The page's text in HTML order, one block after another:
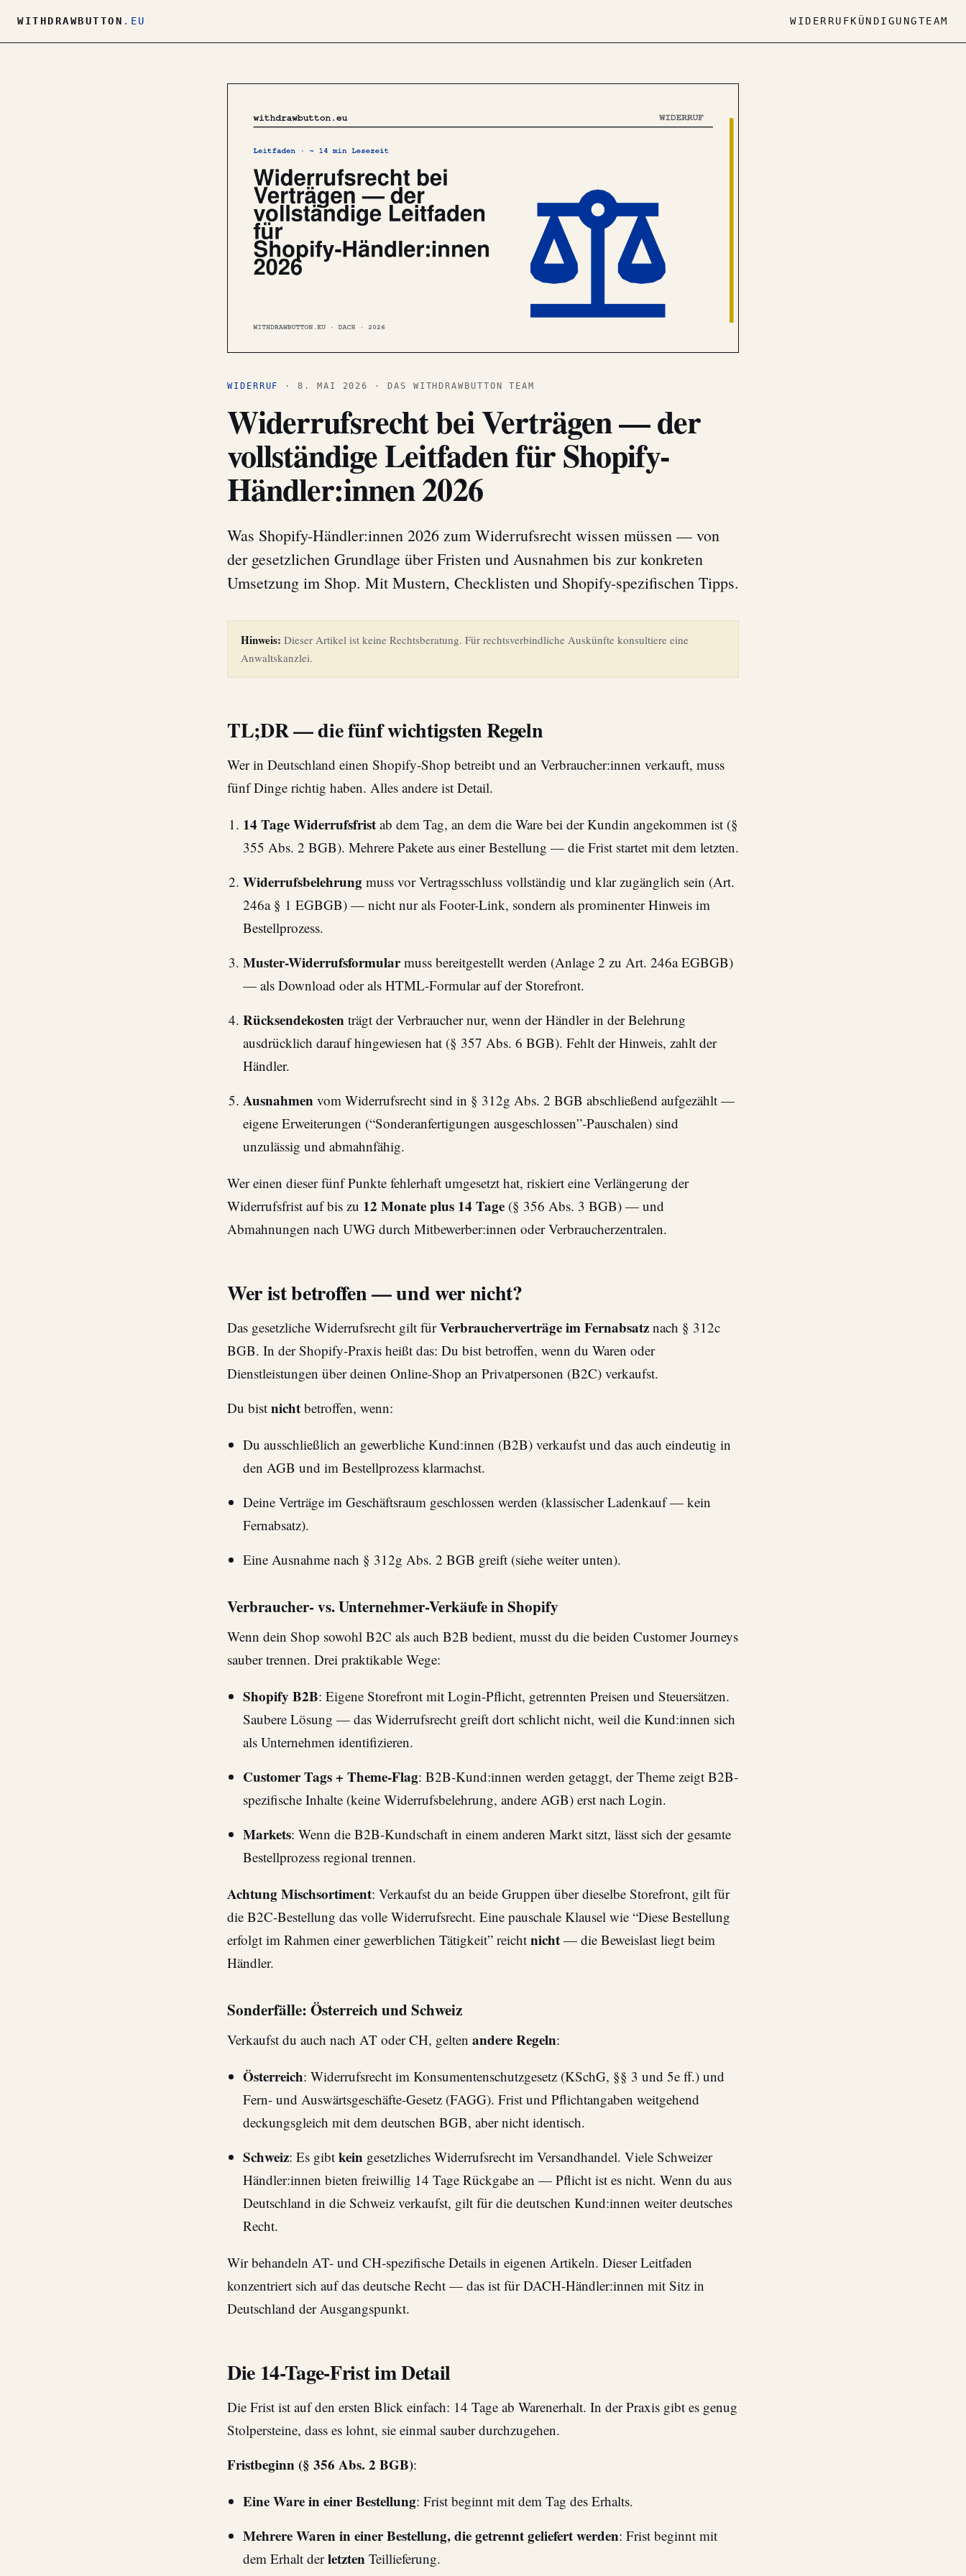
WITHDRAWBUTTON .EU WIDERRUFKÜNDIGUNGTEAM
WIDERRUF · 8. MAI 2026 · DAS WITHDRAWBUTTON TEAM
Widerrufsrecht bei Verträgen — der
vollständige Leitfaden für Shopify-
Händler:innen 2026
Was Shopify-Händler:innen 2026 zum Widerrufsrecht wissen müssen — von
der gesetzlichen Grundlage über Fristen und Ausnahmen bis zur konkreten
Umsetzung im Shop. Mit Mustern, Checklisten und Shopify-spezifischen Tipps.
Hinweis: Dieser Artikel ist keine Rechtsberatung. Für rechtsverbindliche Auskünfte konsultiere eine
Anwaltskanzlei.
TL;DR — die fünf wichtigsten Regeln
Wer in Deutschland einen Shopify-Shop betreibt und an Verbraucher:innen verkauft, muss
fünf Dinge richtig haben. Alles andere ist Detail.
14 Tage Widerrufsfrist ab dem Tag, an dem die Ware bei der Kundin angekommen ist (§
355 Abs. 2 BGB). Mehrere Pakete aus einer Bestellung — die Frist startet mit dem letzten.
Widerrufsbelehrung muss vor Vertragsschluss vollständig und klar zugänglich sein (Art.
246a § 1 EGBGB) — nicht nur als Footer-Link, sondern als prominenter Hinweis im
Bestellprozess.
Muster-Widerrufsformularmuss bereitgestellt werden (Anlage 2 zu Art. 246a EGBGB)
— als Download oder als HTML-Formular auf der Storefront.
Rücksendekosten trägt der Verbraucher nur, wenn der Händler in der Belehrung
ausdrücklich darauf hingewiesen hat (§ 357 Abs. 6 BGB). Fehlt der Hinweis, zahlt der
Händler.
Ausnahmen vom Widerrufsrecht sind in § 312g Abs. 2 BGB abschließend aufgezählt —
eigene Erweiterungen (“Sonderanfertigungen ausgeschlossen”-Pauschalen) sind
unzulässig und abmahnfähig.
Wer einen dieser fünf Punkte fehlerhaft umgesetzt hat, riskiert eine Verlängerung der
Widerrufsfrist auf bis zu 12 Monate plus 14 Tage (§ 356 Abs. 3 BGB) — und
Abmahnungen nach UWG durch Mitbewerber:innen oder Verbraucherzentralen.
Wer ist betroffen — und wer nicht?
Das gesetzliche Widerrufsrecht gilt fürVerbraucherverträge im Fernabsatz nach § 312c
BGB. In der Shopify-Praxis heißt das: Du bist betroffen, wenn du Waren oder
Dienstleistungen über deinen Online-Shop an Privatpersonen (B2C) verkaufst.
Du bist nicht betroffen, wenn:
Du ausschließlich an gewerbliche Kund:innen (B2B) verkaufst und das auch eindeutig in
den AGB und im Bestellprozess klarmachst.
Deine Verträge im Geschäftsraum geschlossen werden (klassischer Ladenkauf — kein
Fernabsatz).
Eine Ausnahme nach § 312g Abs. 2 BGB greift (siehe weiter unten).
Verbraucher- vs. Unternehmer-Verkäufe in Shopify
Wenn dein Shop sowohl B2C als auch B2B bedient, musst du die beiden Customer Journeys
sauber trennen. Drei praktikable Wege:
Shopify B2B: Eigene Storefront mit Login-Pflicht, getrennten Preisen und Steuersätzen.
Saubere Lösung — das Widerrufsrecht greift dort schlicht nicht, weil die Kund:innen sich
als Unternehmen identifizieren.
Customer Tags + Theme-Flag: B2B-Kund:innen werden getaggt, der Theme zeigt B2B-
spezifische Inhalte (keine Widerrufsbelehrung, andere AGB) erst nach Login.
Markets: Wenn die B2B-Kundschaft in einem anderen Markt sitzt, lässt sich der gesamte
Bestellprozess regional trennen.
Achtung Mischsortiment: Verkaufst du an beide Gruppen über dieselbe Storefront, gilt für
die B2C-Bestellung das volle Widerrufsrecht. Eine pauschale Klausel wie “Diese Bestellung
erfolgt im Rahmen einer gewerblichen Tätigkeit” reicht nicht — die Beweislast liegt beim
Händler.
Sonderfälle: Österreich und Schweiz
Verkaufst du auch nach AT oder CH, gelten andere Regeln:
Österreich: Widerrufsrecht im Konsumentenschutzgesetz (KSchG, §§ 3 und 5e ff.) und
Fern- und Auswärtsgeschäfte-Gesetz (FAGG). Frist und Pflichtangaben weitgehend
deckungsgleich mit dem deutschen BGB, aber nicht identisch.
Schweiz: Es gibt kein gesetzliches Widerrufsrecht im Versandhandel. Viele Schweizer
Händler:innen bieten freiwillig 14 Tage Rückgabe an — Pflicht ist es nicht. Wenn du aus
Deutschland in die Schweiz verkaufst, gilt für die deutschen Kund:innen weiter deutsches
Recht.
Wir behandeln AT- und CH-spezifische Details in eigenen Artikeln. Dieser Leitfaden
konzentriert sich auf das deutsche Recht — das ist für DACH-Händler:innen mit Sitz in
Deutschland der Ausgangspunkt.
Die 14-Tage-Frist im Detail
Die Frist ist auf den ersten Blick einfach: 14 Tage ab Warenerhalt. In der Praxis gibt es genug
Stolpersteine, dass es lohnt, sie einmal sauber durchzugehen.
Fristbeginn (§ 356 Abs. 2 BGB):
Eine Ware in einer Bestellung: Frist beginnt mit dem Tag des Erhalts.
Mehrere Waren in einer Bestellung, die getrennt geliefert werden: Frist beginnt mit
dem Erhalt derletzten Teillieferung.